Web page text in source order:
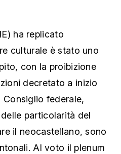
ha replicato
culturale è stato uno
con la proibizione
decretato a inizio
Consiglio federale,
particolarità del
il neocastellano, sono
Al voto il plenum